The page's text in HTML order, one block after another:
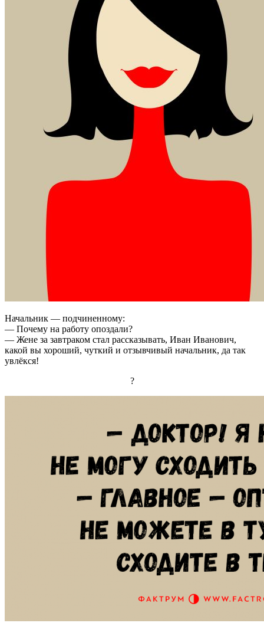
Начальник — подчиненному:
— Почему на работу опоздали?
— Жене за завтраком стал рассказывать, Иван Иванович,
какой вы хороший, чуткий и отзывчивый начальник, да так
увлёкся!
?